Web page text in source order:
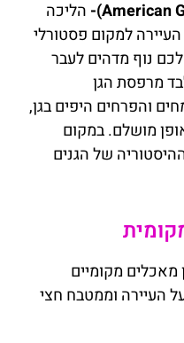
הליכה
למקום פסטורלי
נוף מדהים לעבר
מרפסת הגן
והפרחים היפים בגן,
מושלם. במקום
של הגנים
מאכלים מקומיים
העיירה וממטבח חצי